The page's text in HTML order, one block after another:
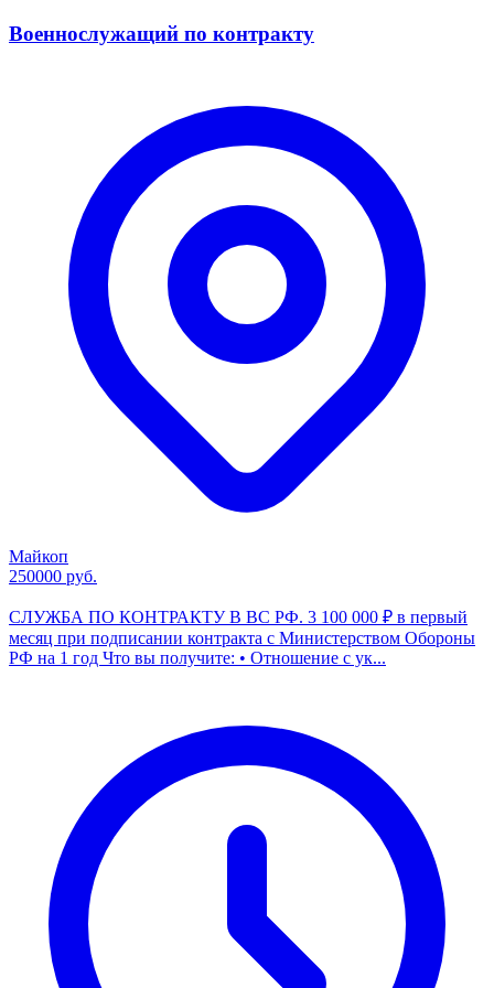
Военнослужащий по контракту
Майкоп
250000 руб.
СЛУЖБА ПО КОНТРАКТУ В BС PФ. 3 100 000 ₽ в первый
месяц при подписании контракта c Министерством Обороны
РФ на 1 год Что вы получите: • Отношение с ук...